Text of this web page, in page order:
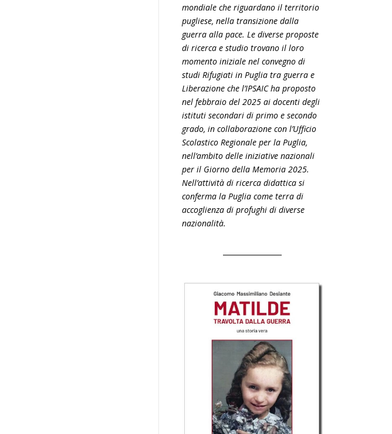
mondiale che riguardano il territorio
pugliese, nella transizione dalla
guerra alla pace. Le diverse proposte
di ricerca e studio trovano il loro
momento iniziale nel convegno di
studi Rifugiati in Puglia tra guerra e
Liberazione che l’IPSAIC ha proposto
nel febbraio del 2025 ai docenti degli
istituti secondari di primo e secondo
grado, in collaborazione con l’Ufficio
Scolastico Regionale per la Puglia,
nell’ambito delle iniziative nazionali
per il Giorno della Memoria 2025.
Nell’attività di ricerca didattica si
conferma la Puglia come terra di
accoglienza di profughi di diverse
nazionalità.